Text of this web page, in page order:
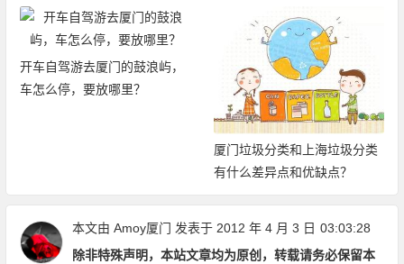
开车自驾游去厦门的鼓浪屿，
车怎么停，要放哪里？
厦门垃圾分类和上海垃圾分类
有什么差异点和优缺点？
本文由 Amoy厦门 发表于 2012 年 4 月 3 日 03:03:28
除非特殊声明，本站文章均为原创，转载请务必保留本